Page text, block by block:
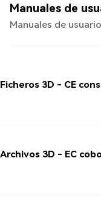
Manuales de
Manuales de usuario
Ficheros 3D - CE
Archivos 3D - EC